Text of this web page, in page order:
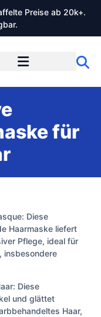
Preise ab 20k+.
für
Diese
Haarmaske liefert
Pflege, ideal für
insbesondere
Diese
und glättet
Haar,